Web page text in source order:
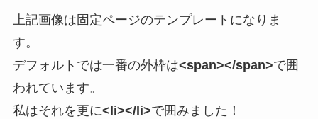
上記画像は固定ページのテンプレートになりま
す。
デフォルトでは一番の外枠は<span></span>で囲
われています。
私はそれを更に<li></li>で囲みました！